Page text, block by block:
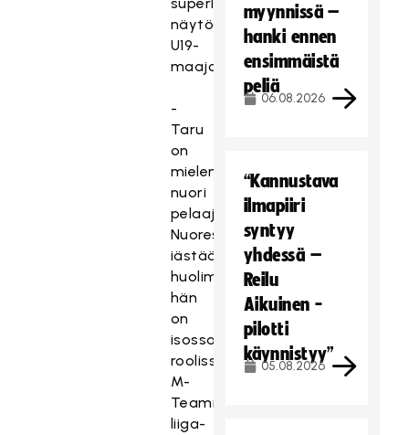
näytönpaikan
U19-
maajoukkueessa.
-
Taru
on
mielenkiintoinen
nuori
pelaaja.
Nuoresta
iästään
huolimatta
hän
on
isossa
roolissa
M-
Teamin
liiga-
myynnissä –
hanki ennen
ensimmäistä
peliä
06.08.2026
“Kannustava
ilmapiiri
syntyy
yhdessä –
Reilu
Aikuinen -
pilotti
käynnistyy”
05.08.2026